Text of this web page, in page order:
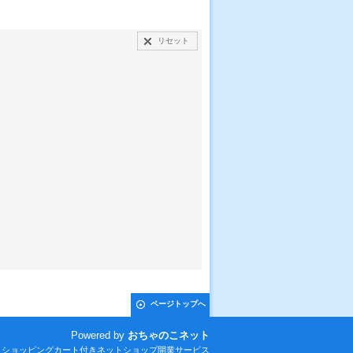
リセット
ページトップへ
Powered by おちゃのこネット
ョッピングカート付きネットショップ開業サービス